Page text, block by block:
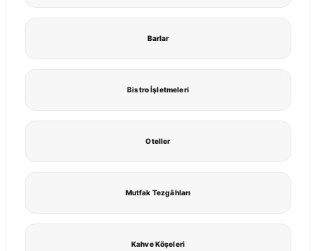
Barlar
Bistro İşletmeleri
Oteller
Mutfak Tezgâhları
Kahve Köşeleri